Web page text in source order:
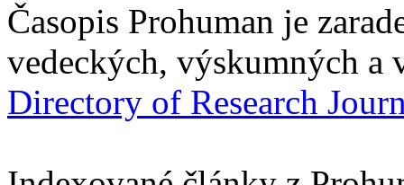
Časopis Prohuman je
vedeckých, výskumných
Directory of Research